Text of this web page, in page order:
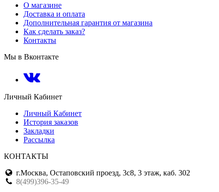
О магазине
Доставка и оплата
Дополнительная гарантия от магазина
Как сделать заказ?
Контакты
Мы в Вконтакте
Личный Кабинет
Личный Кабинет
История заказов
Закладки
Рассылка
КОНТАКТЫ
г.Москва, Остаповский проезд, 3с8, 3 этаж, каб. 302
8(499)396-35-49